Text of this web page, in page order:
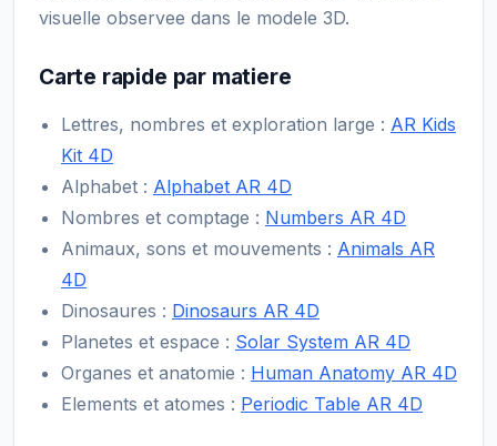
visuelle observee dans le modele 3D.
Carte rapide par matiere
Lettres, nombres et exploration large : AR Kids
Kit 4D
Alphabet : Alphabet AR 4D
Nombres et comptage : Numbers AR 4D
Animaux, sons et mouvements : Animals AR
4D
Dinosaures : Dinosaurs AR 4D
Planetes et espace : Solar System AR 4D
Organes et anatomie : Human Anatomy AR 4D
Elements et atomes : Periodic Table AR 4D